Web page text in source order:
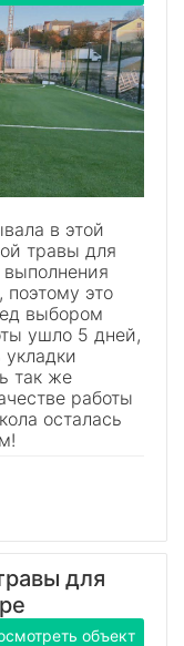
в этой
травы для
это
выбором
ушло 5 дней,
так же
работы
осталась
для
объект